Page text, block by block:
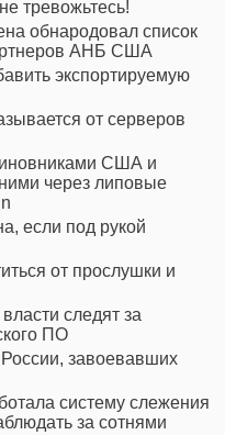
тревожьтесь!
обнародовал список
АНБ США
экспортируемую
от серверов
США и
через липовые
если под рукой
от прослушки и
следят за
ПО
завоевавших
систему слежения
за сотнями